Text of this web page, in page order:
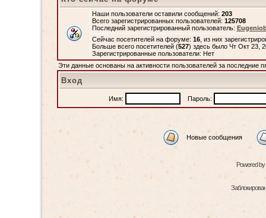
Наши пользователи оставили сообщений: 203
Всего зарегистрированных пользователей: 125708
Последний зарегистрированный пользователь:
Сейчас посетителей на форуме: 16, из них
Больше всего посетителей (527) здесь было Чт Окт 23,
Зарегистрированные пользователи: Нет
Эти данные основаны на активности пользователей за последние
Вход
Имя: Пароль:
Новые сообщения
Powered by